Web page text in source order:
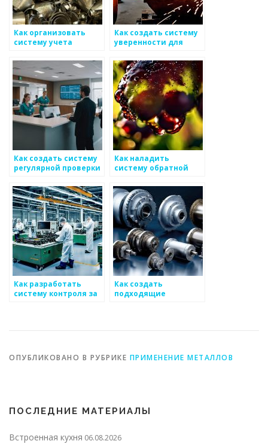
Как организовать
систему учета
безопасности при
производстве
металоизделий
Как создать систему
уверенности для
решений в сфере
металоизделий
Как создать систему
регулярной проверки
металоизделий
Как наладить
систему обратной
сворачиваний по
металлоизделиям
Как разработать
систему контроля за
Как создать
подходящие
ОПУБЛИКОВАНО В РУБРИКЕ ПРИМЕНЕНИЕ МЕТАЛЛОВ
ПОСЛЕДНИЕ МАТЕРИАЛЫ
Встроенная кухня 06.08.2026